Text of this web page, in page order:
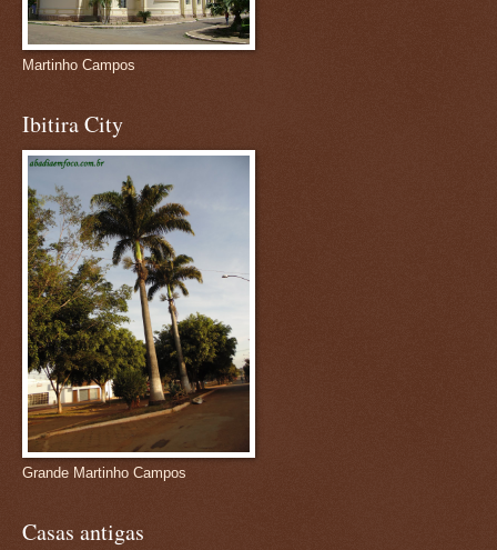
Martinho Campos
Ibitira City
Grande Martinho Campos
Casas antigas